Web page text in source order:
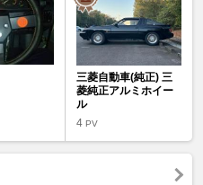
三菱自動車(純正) 三
菱純正アルミホイー
ル
4 PV